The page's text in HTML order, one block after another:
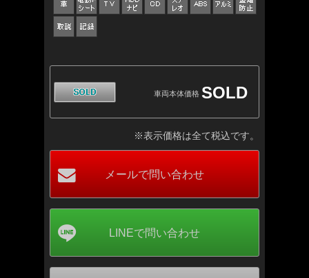
車両本体価格 SOLD
※表示価格は全て税込です。